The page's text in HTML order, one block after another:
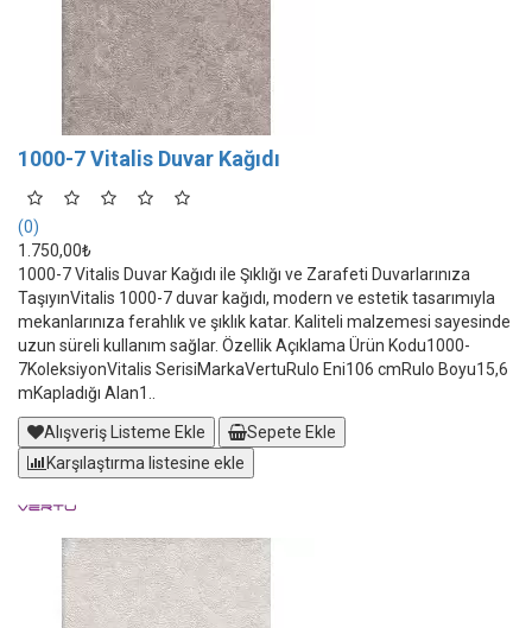
1000-7 Vitalis Duvar Kağıdı
(0)
1.750,00₺
1000-7 Vitalis Duvar Kağıdı ile Şıklığı ve Zarafeti Duvarlarınıza
TaşıyınVitalis 1000-7 duvar kağıdı, modern ve estetik tasarımıyla
mekanlarınıza ferahlık ve şıklık katar. Kaliteli malzemesi sayesinde
uzun süreli kullanım sağlar. Özellik Açıklama Ürün Kodu1000-
7KoleksiyonVitalis SerisiMarkaVertuRulo Eni106 cmRulo Boyu15,6
mKapladığı Alan1..
Alışveriş Listeme Ekle
Sepete Ekle
Karşılaştırma listesine ekle